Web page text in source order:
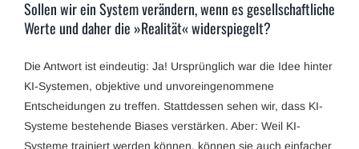
Sollen wir ein System verändern, wenn es gesellschaftliche
Werte und daher die »Realität« widerspiegelt?
Die Antwort ist eindeutig: Ja! Ursprünglich war die Idee hinter
KI-Systemen, objektive und unvoreingenommene
Entscheidungen zu treffen. Stattdessen sehen wir, dass KI-
Systeme bestehende Biases verstärken. Aber: Weil KI-
Systeme trainiert werden können, können sie auch einfacher